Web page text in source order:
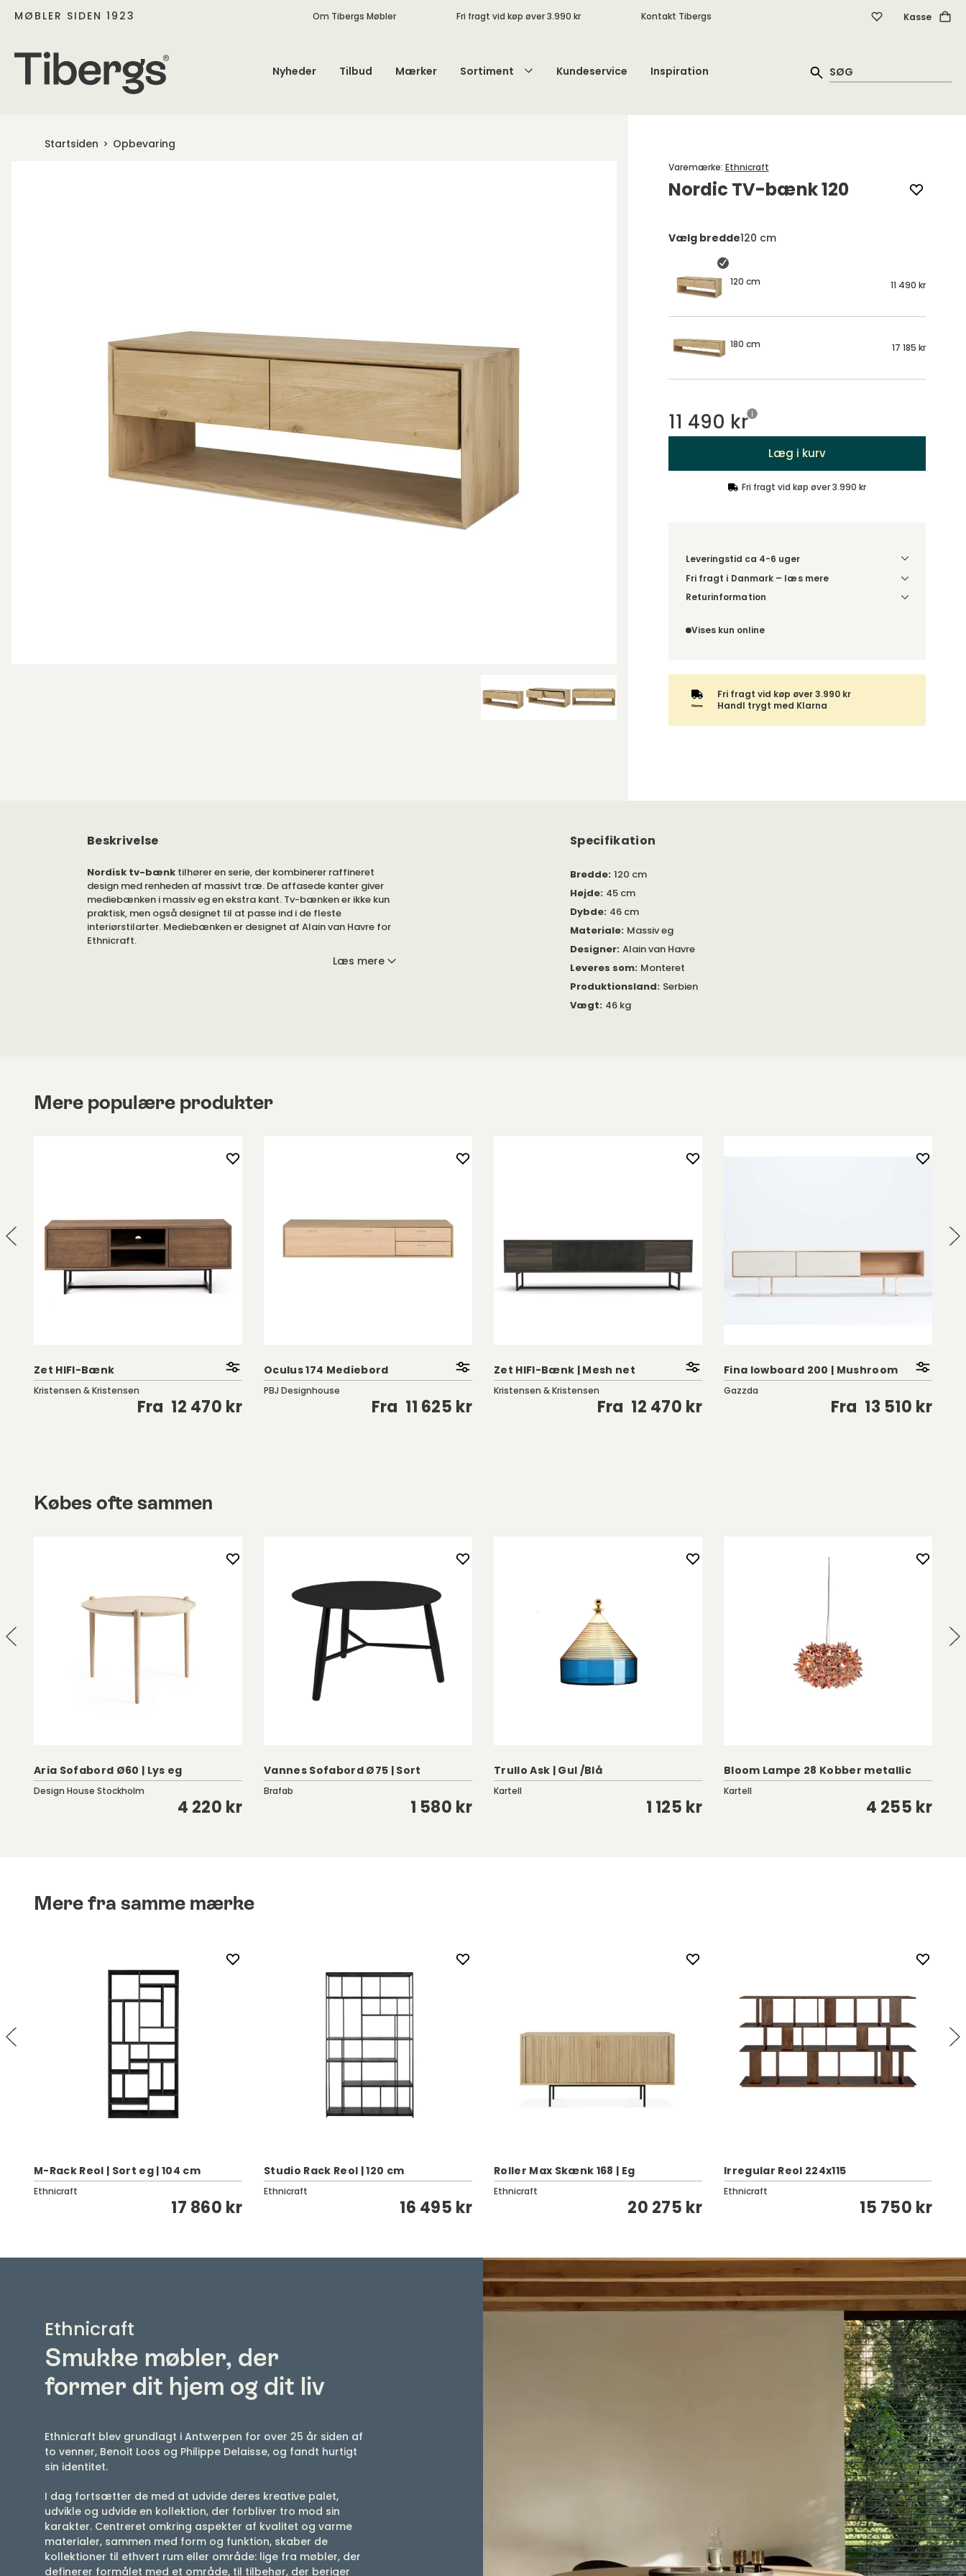
MØBLER SIDEN 1923 Om Tibergs Møbler Fri fragt vid køp øver 3.990 kr Kontakt Tibergs Kasse
Nyheder Tilbud Mærker Sortiment Kundeservice Inspiration
Startsiden Opbevaring
Nordic TV-bænk 120
Varemærke: Ethnicraft
Vælg bredde120 cm
120 cm 11 490 kr
180 cm 17 185 kr
11 490 kr
Læg i kurv
Fri fragt vid køp øver 3.990 kr
Leveringstid ca 4-6 uger
Fri fragt i Danmark – læs mere
Denne vare leveres til din dør/tomtgrænse. Inden
varen sammen med andre produkter, sendes
Returinformation
der ikke fortrydelsesret.
Vises kun online
Fri fragt vid køp øver 3.990 kr
Handl trygt med Klarna
Beskrivelse
Nordisk tv-bænk tilhører en serie, der kombinerer raffineret
design med renheden af ​​massivt træ. De affasede kanter giver
mediebænken i massiv eg en ekstra kant. Tv-bænken er ikke kun
praktisk, men også designet til at passe ind i de fleste
interiørstilarter. Mediebænken er designet af Alain van Havre for
Ethnicraft.
Tv-bænken fås i to bredder: 120 og 180 centimeter. Modellerne
Læs mere
Specifikation
Bredde: 120 cm
Højde: 45 cm
Dybde: 46 cm
Materiale: Massiv eg
Designer: Alain van Havre
Leveres som: Monteret
Produktionsland: Serbien
Vægt: 46 kg
Mere populære produkter
Zet HIFI-Bænk
Kristensen & Kristensen
Fra 12 470 kr
Oculus 174 Mediebord
PBJ Designhouse
Fra 11 625 kr
Zet HIFI-Bænk | Mesh net
Kristensen & Kristensen
Fra 12 470 kr
Fina lowboard 200 | Mushroom
Gazzda
Fra 13 510 kr
Købes ofte sammen
Aria Sofabord Ø60 | Lys eg
Design House Stockholm
4 220 kr
Vannes Sofabord Ø75 | Sort
Brafab
1 580 kr
Trullo Ask | Gul /Blå
Kartell
1 125 kr
Bloom Lampe 28 Kobber metallic
Kartell
4 255 kr
Mere fra samme mærke
M-Rack Reol | Sort eg | 104 cm
Ethnicraft
17 860 kr
Studio Rack Reol | 120 cm
Ethnicraft
16 495 kr
Roller Max Skænk 168 | Eg
Ethnicraft
20 275 kr
Irregular Reol 224x115
Ethnicraft
15 750 kr
Ethnicraft
Smukke møbler, der
former dit hjem og dit liv
Ethnicraft blev grundlagt i Antwerpen for over 25 år siden af
​​to venner, Benoit Loos og Philippe Delaisse, og fandt hurtigt
sin identitet.
I dag fortsætter de med at udvide deres kreative palet,
udvikle og udvide en kollektion, der forbliver tro mod sin
karakter. Centreret omkring aspekter af kvalitet og varme
materialer, sammen med form og funktion, skaber de
kollektioner til ethvert rum eller område: lige fra møbler, der
definerer formålet med et område, til tilbehør, der beriger